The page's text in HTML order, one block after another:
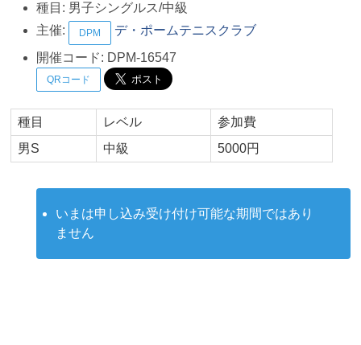
種目: 男子シングルス/中級
主催:
DPM
デ・ポームテニスクラブ
開催コード: DPM-16547
QRコード
種目 レベル
参加費
男S
中級 5000円
いまは申し込み受け付け可能な期間ではあり
ません